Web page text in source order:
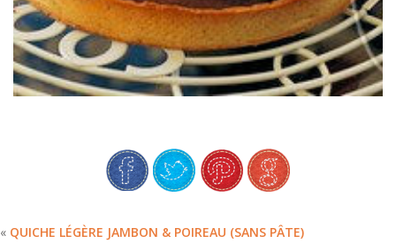
« QUICHE LÉGÈRE JAMBON & POIREAU (SANS PÂTE)